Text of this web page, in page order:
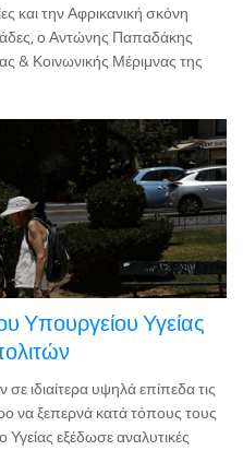
και την Αφρικανική σκόνη
ο Αντώνης Παπαδάκης
& Κοινωνικής Μέριμνας της
Υπουργείου Υγείας
ιδιαίτερα υψηλά επίπεδα τις
να ξεπερνά κατά τόπους τους
εξέδωσε αναλυτικές